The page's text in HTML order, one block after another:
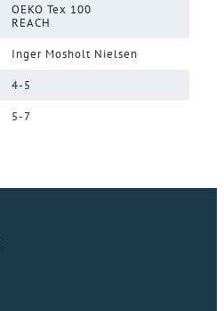
OEKO Tex 100
REACH
Inger Mosholt Nielsen
4-5
5-7